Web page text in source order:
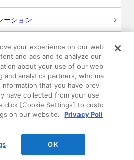
ーション
your experience on our web
and ads and to analyze our
about your use of our web
and analytics partners, who ma
that you have provi
have collected from your use
click [Cookie Settings] to custo
on our website.
Privacy Poli
OK